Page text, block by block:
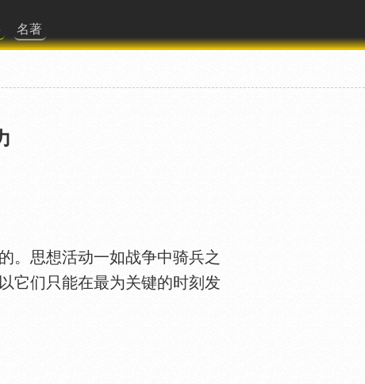
名著
思想活动一如战争中骑兵之
它们只能在最为关键的时刻发